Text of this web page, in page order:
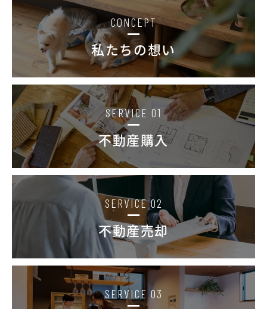
CONCEPT
私たちの想い
SERVICE 01
不動産購入
SERVICE 02
不動産売却
SERVICE 03